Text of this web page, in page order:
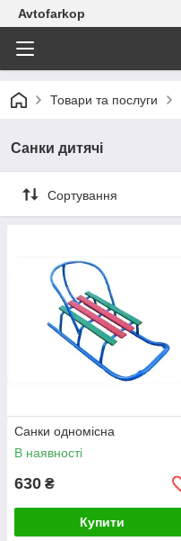
Avtofarkop
Товари та послуги
Санки дитячі
Сортування
Санки одномісна
В наявності
630 ₴
Купити